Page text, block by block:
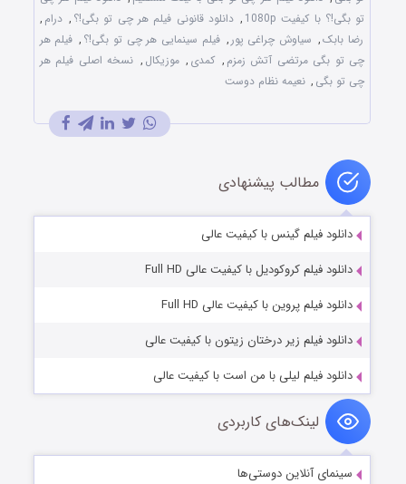
تو بگی!؟ با کیفیت 1080p
, دانلود قانونی فیلم هر چی تو بگی!؟ , درام ,
رضا بابک, سیاوش چراغی‌ پور , فیلم سینمایی هر چی تو بگی!؟ , فیلم هر
چی تو بگی مرتضی آتش زمزم , کمدی , موزیکال , نسخه اصلی فیلم هر
چی تو بگی , نعیمه نظام دوست
مطالب پیشنهادی
دانلود فیلم گینس با کیفیت عالی
دانلود فیلم کروکودیل با کیفیت عالی Full HD
دانلود فیلم پروین با کیفیت عالی Full HD
دانلود فیلم زیر درختان زیتون با کیفیت عالی
دانلود فیلم لیلی با من است با کیفیت عالی
لینک‌های کاربردی
سینمای آنلاین دوستی‌ها